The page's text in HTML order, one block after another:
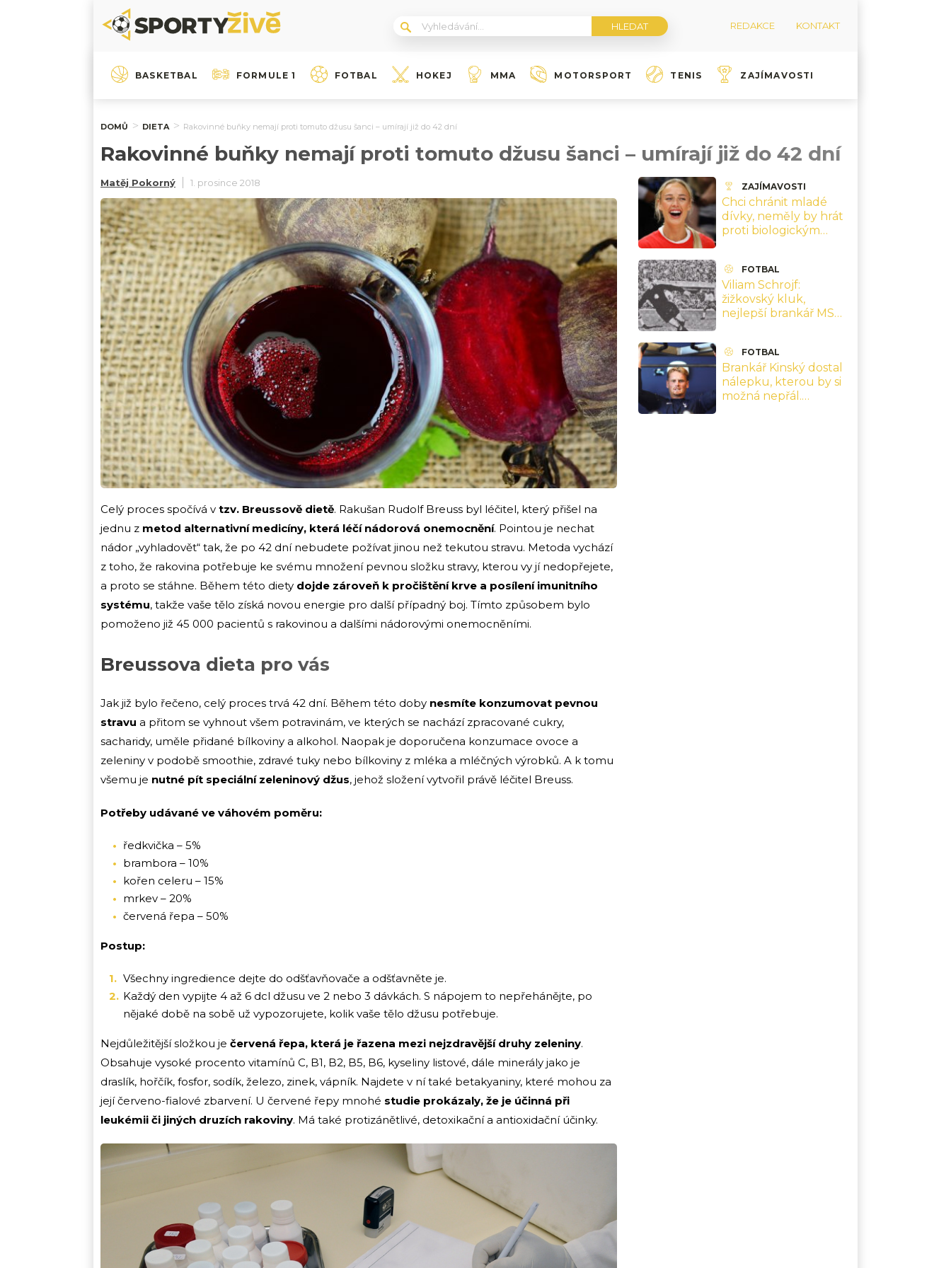
REDAKCE KONTAKT
BASKETBAL FORMULE 1 FOTBAL HOKEJ MMA MOTORSPORT TENIS ZAJÍMAVOSTI
DOMŮ DIETA Rakovinné buňky nemají proti tomuto džusu šanci – umírají již do 42 dní
Rakovinné buňky nemají proti tomuto džusu šanci – umírají již do 42 dní
Matěj Pokorný 1. prosince 2018
Celý proces spočívá v tzv. Breussově dietě. Rakušan Rudolf Breuss byl léčitel, který přišel na
jednu z metod alternativní medicíny, která léčí nádorová onemocnění. Pointou je nechat
nádor „vyhladovět“ tak, že po 42 dní nebudete požívat jinou než tekutou stravu. Metoda vychází
z toho, že rakovina potřebuje ke svému množení pevnou složku stravy, kterou vy jí nedopřejete,
a proto se stáhne. Během této diety dojde zároveň k pročištění krve a posílení imunitního
systému, takže vaše tělo získá novou energie pro další případný boj. Tímto způsobem bylo
pomoženo již 45 000 pacientů s rakovinou a dalšími nádorovými onemocněními.
Breussova dieta pro vás
Jak již bylo řečeno, celý proces trvá 42 dní. Během této doby nesmíte konzumovat pevnou
stravu a přitom se vyhnout všem potravinám, ve kterých se nachází zpracované cukry,
sacharidy, uměle přidané bílkoviny a alkohol. Naopak je doporučena konzumace ovoce a
zeleniny v podobě smoothie, zdravé tuky nebo bílkoviny z mléka a mléčných výrobků. A k tomu
všemu je nutné pít speciální zeleninový džus, jehož složení vytvořil právě léčitel Breuss.
Potřeby udávané ve váhovém poměru:
ředkvička – 5%
brambora – 10%
kořen celeru – 15%
mrkev – 20%
červená řepa – 50%
Postup:
Všechny ingredience dejte do odšťavňovače a odšťavněte je.
Každý den vypijte 4 až 6 dcl džusu ve 2 nebo 3 dávkách. S nápojem to nepřehánějte, po
nějaké době na sobě už vypozorujete, kolik vaše tělo džusu potřebuje.
Nejdůležitější složkou je červená řepa, která je řazena mezi nejzdravější druhy zeleniny.
Obsahuje vysoké procento vitamínů C, B1, B2, B5, B6, kyseliny listové, dále minerály jako je
draslík, hořčík, fosfor, sodík, železo, zinek, vápník. Najdete v ní také betakyaniny, které mohou za
její červeno-fialové zbarvení. U červené řepy mnohé studie prokázaly, že je účinná při
leukémii či jiných druzích rakoviny. Má také protizánětlivé, detoxikační a antioxidační účinky.
ZAJÍMAVOSTI
Chci chránit mladé
dívky, neměly by hrát
proti biologickým
Cunninghamová
FOTBAL
Viliam Schrojf:
žižkovský kluk,
nejlepší brankář MS
kariéru
FOTBAL
Brankář Kinský dostal
nálepku, kterou by si
možná nepřál.